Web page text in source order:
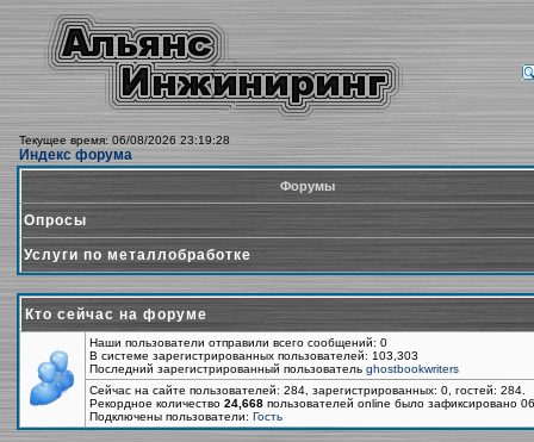
Текущее время: 06/08/2026 23:19:28
Индекс форума
Форумы
Опросы
Услуги по металлобработке
Кто сейчас на форуме
Наши пользователи отправили всего сообщений: 0
В системе зарегистрированных пользователей: 103,303
Последний зарегистрированный пользователь ghostbookwriters
Сейчас на сайте пользователей: 284, зарегистрированных: 0, гостей:
Рекордное количество 24,668 пользователей online было зафиксировано
Подключены пользователи: Гость